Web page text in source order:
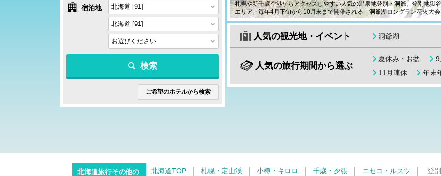
札幌や新千歳空港からアクセスしやすい人気の温泉地登別・洞爺。登別地獄
エリア。毎年4月下旬から10月末まで開催される「洞爺湖ロングラン花火大
人気の観光地・イベント 洞爺湖
人気の旅行期間から選ぶ
夏休み・お盆
9
11月連休
年末
宿泊地
検索
ご希望のホテルから検索
北海道旅行その他の
北海道TOP 札幌・定山渓 小樽・キロロ 千歳・夕張 ニセコ・ルスツ
登